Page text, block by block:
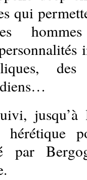
qui
jusqu’à
par